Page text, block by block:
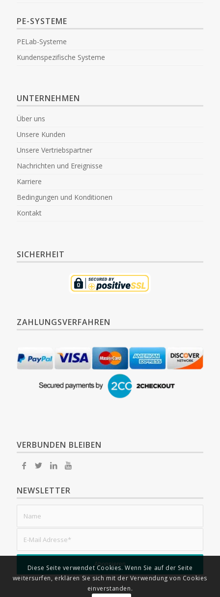
PE-SYSTEME
PELab-Systeme
Kundenspezifische Systeme
UNTERNEHMEN
Über uns
Unsere Kunden
Unsere Vertriebspartner
Nachrichten und Ereignisse
Karriere
Bedingungen und Konditionen
Kontakt
SICHERHEIT
ZAHLUNGSVERFAHREN
VERBUNDEN BLEIBEN
NEWSLETTER
Diese Seite verwendet Cookies. Wenn Sie auf der Seite
weitersurfen, erklären Sie sich mit der Verwendung von Cookies
einverstanden.